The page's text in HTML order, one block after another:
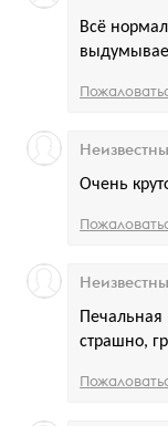
Всё
Очень
Печальная
страшно,